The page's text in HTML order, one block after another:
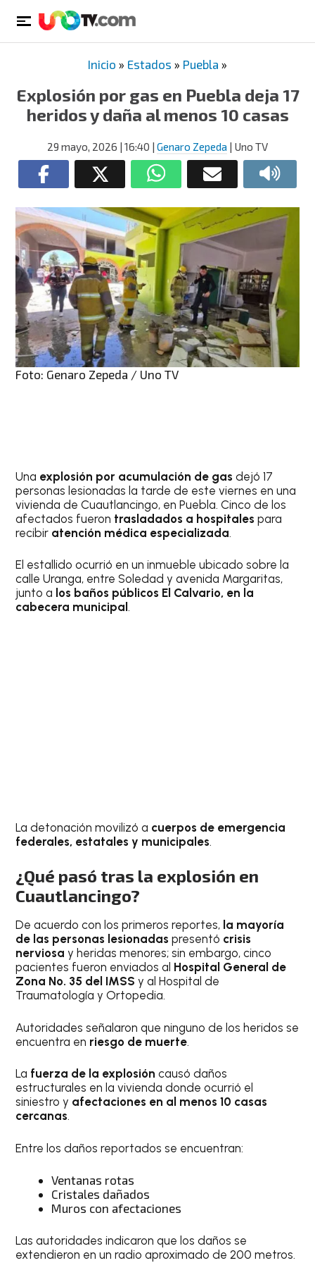
Inicio » Estados » Puebla »
Explosión por gas en Puebla deja 17
heridos y daña al menos 10 casas
29 mayo, 2026 | 16:40 | Genaro Zepeda | Uno TV
Foto: Genaro Zepeda / Uno TV
Una explosión por acumulación de gas dejó 17
personas lesionadas la tarde de este viernes en una
vivienda de Cuautlancingo, en Puebla. Cinco de los
afectados fueron trasladados a hospitales para
recibir atención médica especializada.
El estallido ocurrió en un inmueble ubicado sobre la
calle Uranga, entre Soledad y avenida Margaritas,
junto a los baños públicos El Calvario, en la
cabecera municipal.
La detonación movilizó a cuerpos de emergencia
federales, estatales y municipales.
¿Qué pasó tras la explosión en
Cuautlancingo?
De acuerdo con los primeros reportes, la mayoría
de las personas lesionadas presentó crisis
nerviosa y heridas menores; sin embargo, cinco
pacientes fueron enviados al Hospital General de
Zona No. 35 del IMSS y al Hospital de
Traumatología y Ortopedia.
Autoridades señalaron que ninguno de los heridos se
encuentra en riesgo de muerte.
La fuerza de la explosión causó daños
estructurales en la vivienda donde ocurrió el
siniestro y afectaciones en al menos 10 casas
cercanas.
Entre los daños reportados se encuentran:
Ventanas rotas
Cristales dañados
Muros con afectaciones
Las autoridades indicaron que los daños se
extendieron en un radio aproximado de 200 metros.